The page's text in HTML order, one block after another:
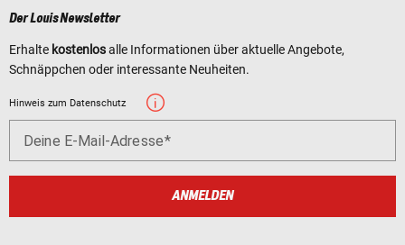
Der Louis Newsletter
Erhalte kostenlosalle Informationen über aktuelle Angebote,
Schnäppchen oder interessante Neuheiten.
Hinweis zum Datenschutz
Deine E-Mail-Adresse
ANMELDEN